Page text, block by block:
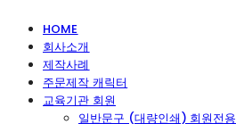
HOME
회사소개
제작사례
주문제작 캐릭터
교육기관 회원
일반문구 (대량인쇄) 회원전용